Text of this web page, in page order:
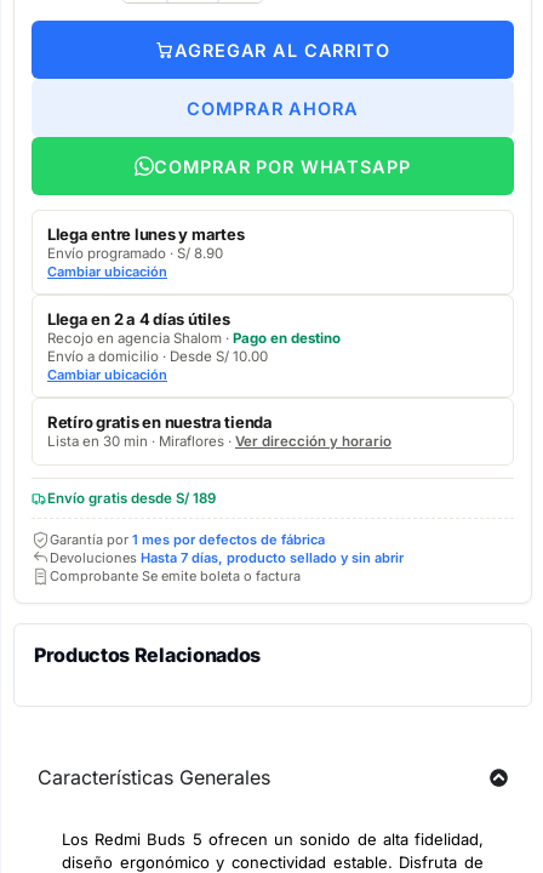
AGREGAR AL CARRITO
COMPRAR AHORA
COMPRAR POR WHATSAPP
Llega entre lunes y martes
Envío programado · S/ 8.90
Cambiar ubicación
Llega en 2 a 4 días útiles
Recojo en agencia Shalom · Pago en destino
Envío a domicilio · Desde S/ 10.00
Cambiar ubicación
Retíro gratis en nuestra tienda
Lista en 30 min · Miraflores · Ver dirección y horario
Envío gratis desde S/ 189
Garantía por 1 mes por defectos de fábrica
Devoluciones Hasta 7 días, producto sellado y sin abrir
Comprobante Se emite boleta o factura
Productos Relacionados
Características Generales
Los Redmi Buds 5 ofrecen un sonido de alta fidelidad,
diseño ergonómico y conectividad estable. Disfruta de